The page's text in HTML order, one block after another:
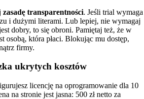
zasadę transparentności. Jeśli trial wymaga
i dużymi literami. Lub lepiej, nie wymagaj
dobry, to się obroni. Pamiętaj też, że w
osobą, która płaci. Blokując mu dostęp,
firmy.
ukrytych kosztów
licencję na oprogramowanie dla 10
na stronie jest jasna: 500 zł netto za